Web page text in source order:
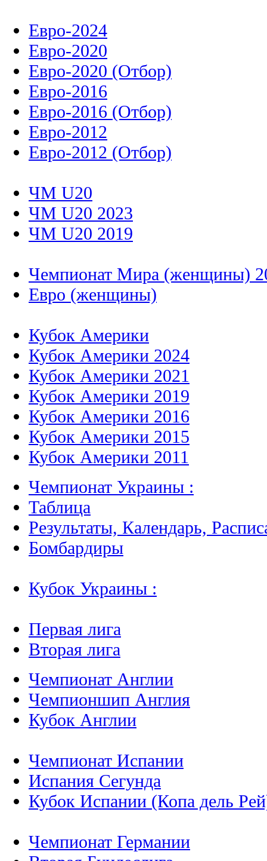
Евро-2024
Евро-2020
Евро-2020 (Отбор)
Евро-2016
Евро-2016 (Отбор)
Евро-2012
Евро-2012 (Отбор)
ЧМ U20
ЧМ U20 2023
ЧМ U20 2019
Чемпионат Мира (женщины)
Евро (женщины)
Кубок Америки
Кубок Америки 2024
Кубок Америки 2021
Кубок Америки 2019
Кубок Америки 2016
Кубок Америки 2015
Кубок Америки 2011
Чемпионат Украины :
Таблица
Результаты, Календарь,
Бомбардиры
Кубок Украины :
Первая лига
Вторая лига
Чемпионат Англии
Чемпионшип Англия
Кубок Англии
Чемпионат Испании
Испания Сегунда
Кубок Испании (Копа дель
Чемпионат Германии